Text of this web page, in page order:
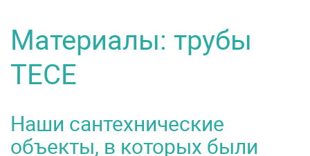
Материалы: трубы
TECE
Наши сантехнические
объекты, в которых были